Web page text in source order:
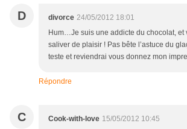
D divorce 24/05/2012 18:01
Hum…Je suis une addicte du chocolat, et
saliver de plaisir ! Pas bête l’astuce du
teste et reviendrai vous donnez mon
Répondre
C Cook-with-love 15/05/2012 10:45